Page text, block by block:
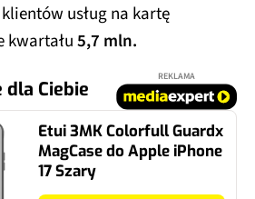
usług na kartę
kwartału5,7 mln.
Ciebie
REKLAMA
Etui 3MK Colorfull Guardx
MagCase do Apple iPhone
17 Szary